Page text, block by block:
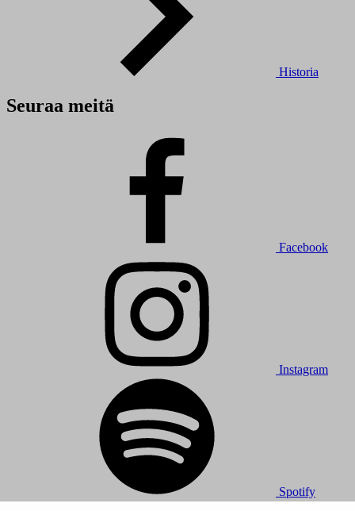
Historia
Seuraa meitä
Facebook
Instagram
Spotify